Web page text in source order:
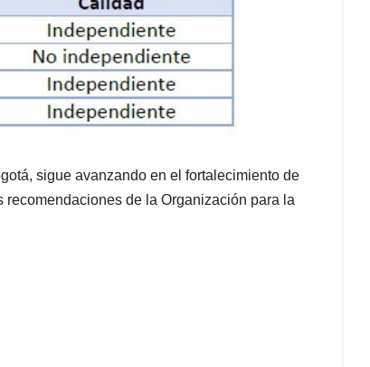
sigue avanzando en el fortalecimiento de
de la Organización para la